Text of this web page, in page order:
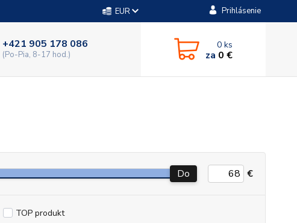
EUR Prihlásenie
+421 905 178 086
(Po-Pia, 8-17 hod.)
0ks
za 0 €
Do €
TOP produkt